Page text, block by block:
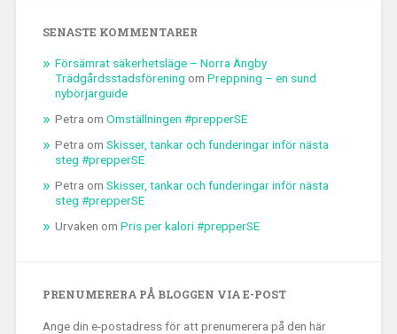
SENASTE KOMMENTARER
Försämrat säkerhetsläge – Norra Ängby
Trädgårdsstadsförening om Preppning – en sund
nybörjarguide
Petra om Omställningen #prepperSE
Petra om Skisser, tankar och funderingar inför nästa
steg #prepperSE
Petra om Skisser, tankar och funderingar inför nästa
steg #prepperSE
Urvaken om Pris per kalori #prepperSE
PRENUMERERA PÅ BLOGGEN VIA E-POST
Ange din e-postadress för att prenumerera på den här